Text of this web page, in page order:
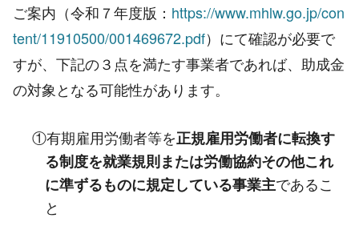
ご案内（令和７年度版： https://www.mhlw.go.jp/con
tent/11910500/001469672.pdf）にて確認が必要で
すが、下記の３点を満たす事業者であれば、助成金
の対象となる可能性があります。
①有期雇用労働者等を正規雇用労働者に転換す
る制度を就業規則または労働協約その他これ
に準ずるものに規定している事業主であるこ
と